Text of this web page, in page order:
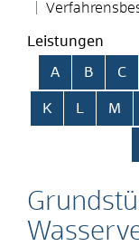
Leistungen
Alphabetisches
A B C
K L M